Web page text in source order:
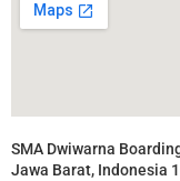
SMA Dwiwarna
Jawa Barat, Indonesia